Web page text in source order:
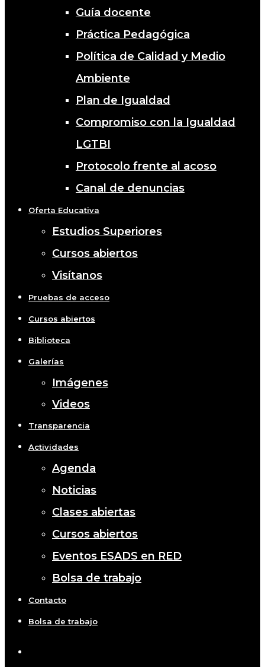
Guía docente
Práctica Pedagógica
Política de Calidad y Medio
Ambiente
Plan de Igualdad
Compromiso con la Igualdad
LGTBI
Protocolo frente al acoso
Canal de denuncias
Oferta Educativa
Estudios Superiores
Cursos abiertos
Visítanos
Pruebas de acceso
Cursos abiertos
Biblioteca
Galerías
Imágenes
Videos
Transparencia
Actividades
Agenda
Noticias
Clases abiertas
Cursos abiertos
Eventos ESADS en RED
Bolsa de trabajo
Contacto
Bolsa de trabajo